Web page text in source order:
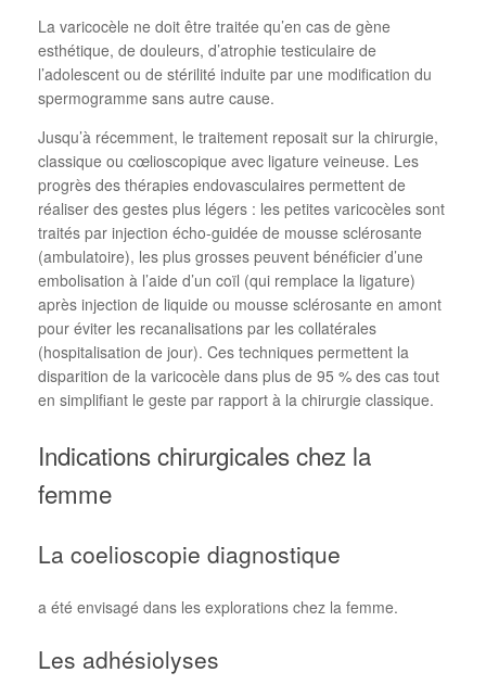
La varicocèle ne doit être traitée qu’en cas de gène
esthétique, de douleurs, d’atrophie testiculaire de
l’adolescent ou de stérilité induite par une modification du
spermogramme sans autre cause.
Jusqu’à récemment, le traitement reposait sur la chirurgie,
classique ou cœlioscopique avec ligature veineuse. Les
progrès des thérapies endovasculaires permettent de
réaliser des gestes plus légers : les petites varicocèles sont
traités par injection écho-guidée de mousse sclérosante
(ambulatoire), les plus grosses peuvent bénéficier d’une
embolisation à l’aide d’un coïl (qui remplace la ligature)
après injection de liquide ou mousse sclérosante en amont
pour éviter les recanalisations par les collatérales
(hospitalisation de jour). Ces techniques permettent la
disparition de la varicocèle dans plus de 95 % des cas tout
en simplifiant le geste par rapport à la chirurgie classique.
Indications chirurgicales chez la
femme
La coelioscopie diagnostique
a été envisagé dans les explorations chez la femme.
Les adhésiolyses